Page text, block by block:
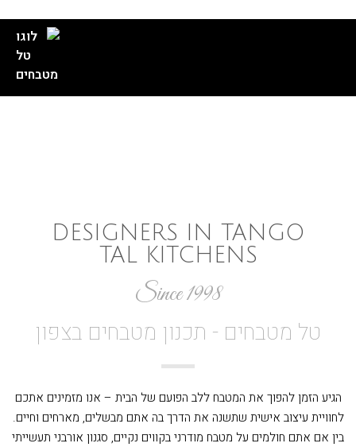
DESIGNERS IN TANGO
TAL KITCHENS
Since 1998
טל מטבחים - תכנון מטבחים בצפון
הגיע הזמן להפוך את המטבח ללב הפועם של הבית – אנו מזמינים אתכם
לחוויית עיצוב אישית שתשנה את הדרך בה אתם מבשלים, מארחים וחיים.
בין אם אתם חולמים על מטבח מודרני בקווים נקיים, סגנון אורבני תעשייתי